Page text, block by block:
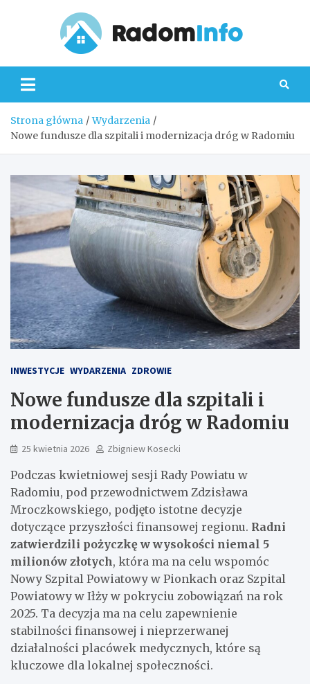
Strona główna
Wydarzenia
Nowe fundusze dla szpitali i modernizacja dróg w Radomiu
INWESTYCJE WYDARZENIA ZDROWIE
Nowe fundusze dla szpitali i
modernizacja dróg w Radomiu
25 kwietnia 2026 Zbigniew Kosecki
Podczas kwietniowej sesji Rady Powiatu w
Radomiu, pod przewodnictwem Zdzisława
Mroczkowskiego, podjęto istotne decyzje
dotyczące przyszłości finansowej regionu. Radni
zatwierdzili pożyczkę w wysokości niemal 5
milionów złotych, która ma na celu wspomóc
Nowy Szpital Powiatowy w Pionkach oraz Szpital
Powiatowy w Iłży w pokryciu zobowiązań na rok
2025. Ta decyzja ma na celu zapewnienie
stabilności finansowej i nieprzerwanej
działalności placówek medycznych, które są
kluczowe dla lokalnej społeczności.